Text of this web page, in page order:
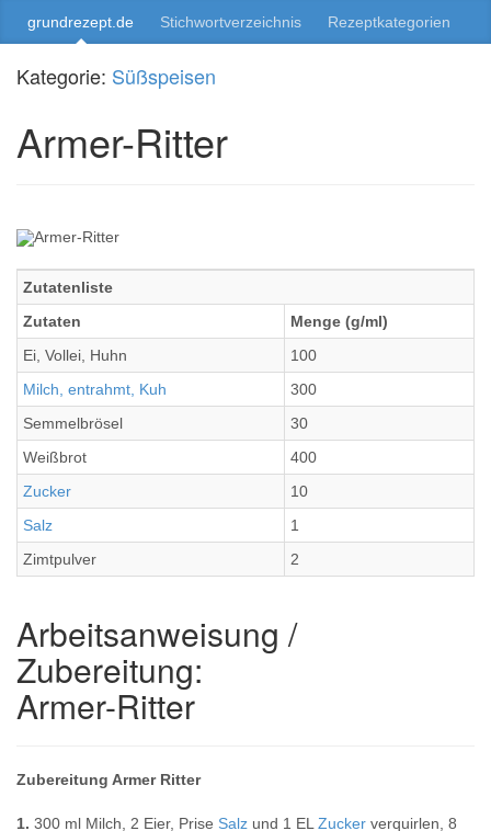
grundrezept.de Stichwortverzeichnis Rezeptkategorien
Kategorie: Süßspeisen
Armer-Ritter
Zutatenliste
Zutaten
Menge (g/ml)
Ei, Vollei, Huhn
100
Milch, entrahmt, Kuh
300
Semmelbrösel
30
Weißbrot
400
Zucker
10
Salz
1
Zimtpulver
2
Arbeitsanweisung /
Zubereitung:
Armer-Ritter
Zubereitung Armer Ritter
1. 300 ml Milch, 2 Eier, Prise Salz und 1 EL Zucker verquirlen, 8